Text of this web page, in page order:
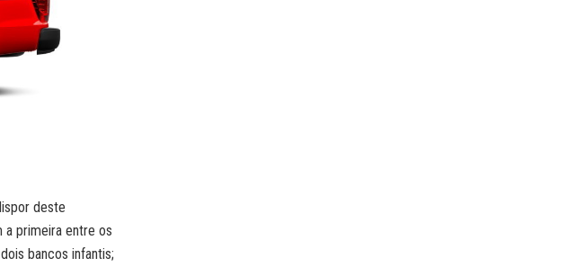
deste
primeira entre os
bancos infantis;